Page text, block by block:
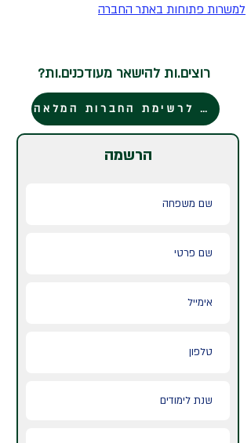
למשרות פתוחות באתר החברה
רוצים.ות להישאר מעודכנים.ות?
חזרה לרשימת החברות המלאה
הרשמה